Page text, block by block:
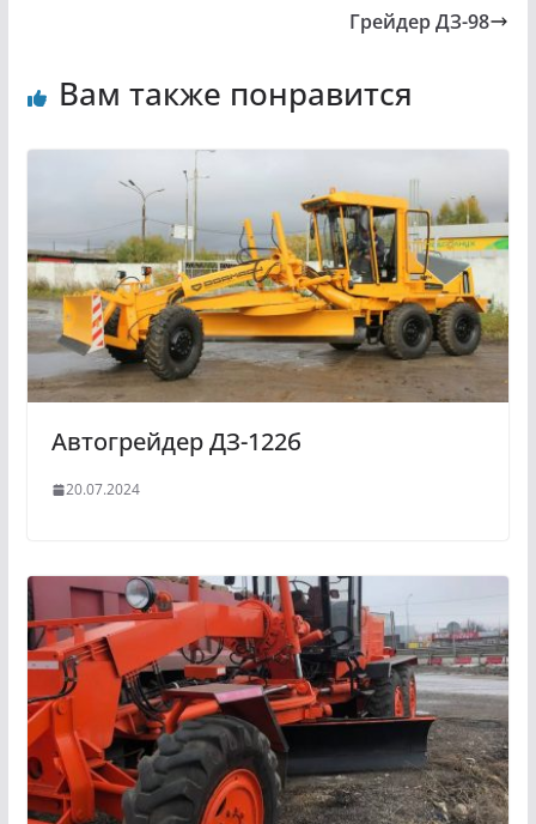
Грейдер ДЗ-98
Вам также понравится
Автогрейдер ДЗ-122б
20.07.2024